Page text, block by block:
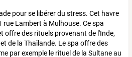
pour se libérer du stress. Cet havre
rue Lambert à Mulhouse. Ce spa
offre des rituels provenant de l'Inde,
de la Thaïlande. Le spa offre des
par exemple le rituel de la Sultane au